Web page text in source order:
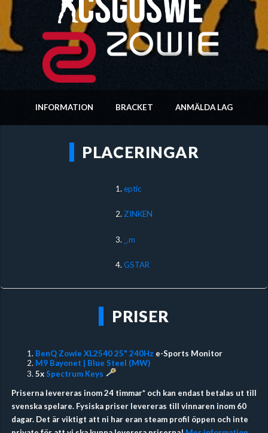
INFORMATION BRACKET ANMÄLDA LAG
PLACERINGAR
1. eptic
2.ZINKEN
3. _.m
4.GSTAR
PRISER
BenQ Zowie XL2540 25" 240Hz e-Sports Monitor
M9 Bayonet | Blue Steel (MW)
5xSpectrum Keys
Priserna levereras inom 24 timmar* och kan endast betalas ut till
svenska spelare. Fysiska priser levereras till vinnaren inom 60
dagar. Det är viktigt att ni har eran steam profil öppen och inte